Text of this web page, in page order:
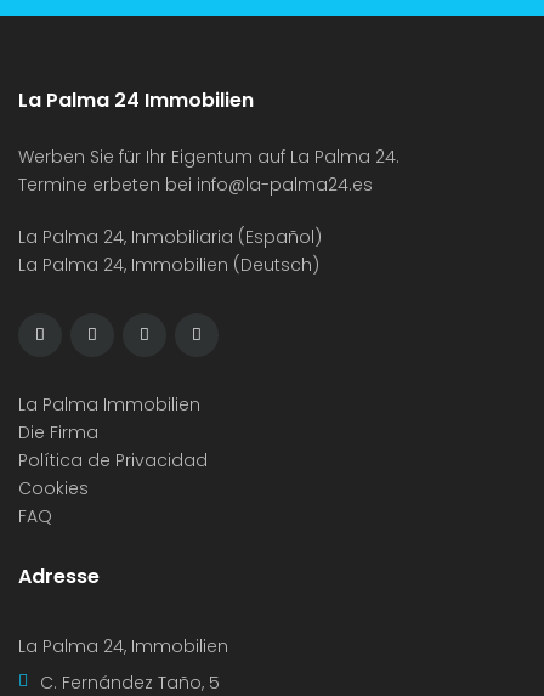
La Palma 24 Immobilien
Werben Sie für Ihr Eigentum auf La Palma 24.
Termine erbeten bei info@la-palma24.es
La Palma 24, Inmobiliaria (Español)
La Palma 24, Immobilien (Deutsch)
La Palma Immobilien
Die Firma
Política de Privacidad
Cookies
FAQ
Adresse
La Palma 24, Immobilien
C. Fernández Taño, 5